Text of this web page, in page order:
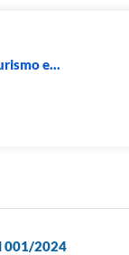
e...
001/2024